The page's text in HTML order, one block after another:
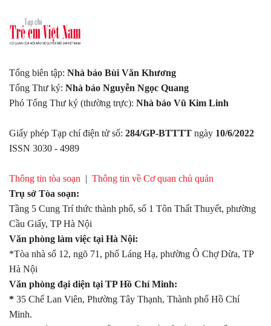
Tổng biên tập: Nhà báo Bùi Văn Khương
Tổng Thư ký: Nhà báo Nguyễn Ngọc Quang
Phó Tổng Thư ký (thường trực): Nhà báo Vũ Kim Linh
Giấy phép Tạp chí điện tử số: 284/GP-BTTTT ngày 10/6/2022
ISSN 3030 - 4989
Thông tin tòa soạn | Thông tin về Cơ quan chủ quản
Trụ sở Tòa soạn:
Tầng 5 Cung Trí thức thành phố, số 1 Tôn Thất Thuyết, phường
Cầu Giấy, TP Hà Nội
Văn phòng làm việc tại Hà Nội:
*Tòa nhà số 12, ngõ 71, phố Láng Hạ, phường Ô Chợ Dừa, TP
Hà Nội
Văn phòng đại diện tại TP Hồ Chí Minh:
* 35 Chế Lan Viên, Phường Tây Thạnh, Thành phố Hồ Chí
Minh.